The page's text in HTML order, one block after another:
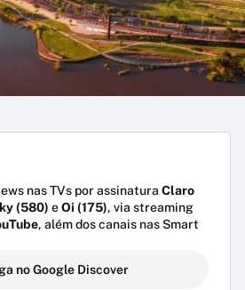
nas TVs por assinatura Claro
(580) eOi (175), via streaming
, além dos canais nas Smart
no Google Discover